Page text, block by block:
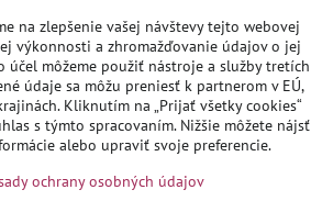
na zlepšenie vašej návštevy tejto webovej
výkonnosti a zhromažďovanie údajov o jej
účel môžeme použiť nástroje a služby tretích
údaje sa môžu preniesť k partnerom v EÚ,
Kliknutím na „Prijať všetky cookies“
s týmto spracovaním. Nižšie môžete nájsť
alebo upraviť svoje preferencie.
ochrany osobných údajov